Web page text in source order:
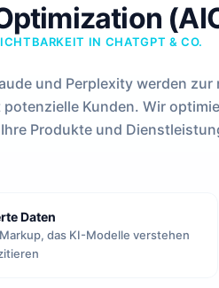
IN CHATGPT & CO.
und Perplexity werden
Kunden. Wir
Produkte und
Daten
das KI-Modelle verstehen